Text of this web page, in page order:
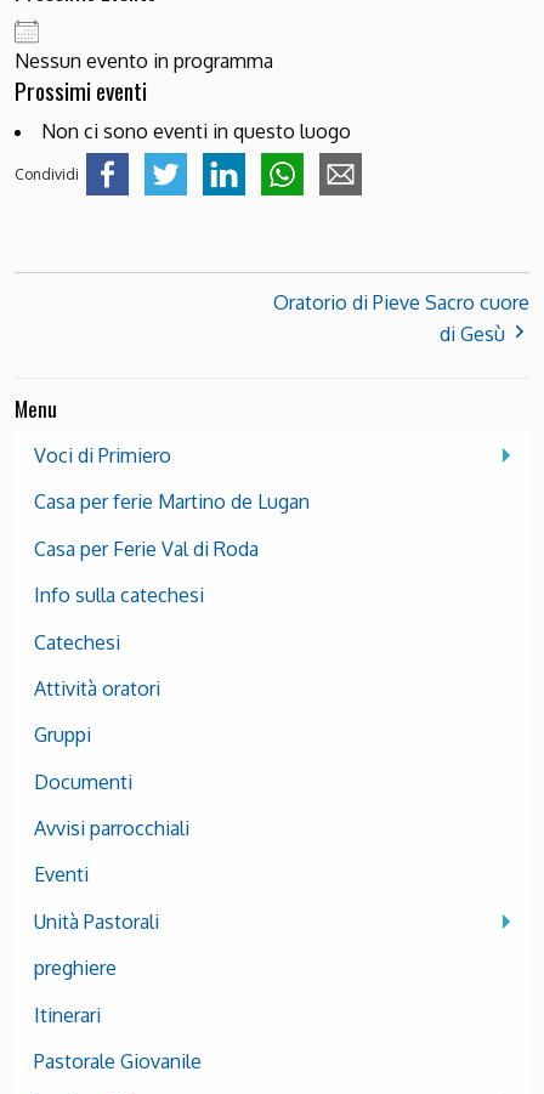
Nessun evento in programma
Prossimi eventi
Non ci sono eventi in questo luogo
Condividi
Oratorio di Pieve Sacro cuore
di Gesù
Menu
Voci di Primiero
Casa per ferie Martino de Lugan
Casa per Ferie Val di Roda
Info sulla catechesi
Catechesi
Attività oratori
Gruppi
Documenti
Avvisi parrocchiali
Eventi
Unità Pastorali
preghiere
Itinerari
Pastorale Giovanile